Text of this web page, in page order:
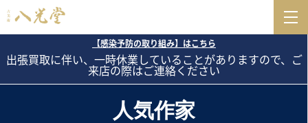
【感染予防の取り組み】はこちら
出張買取に伴い、一時休業していることがありますので、ご
来店の際はご連絡ください
人気作家